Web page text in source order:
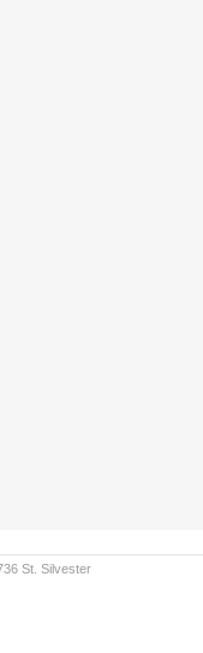
St. Silvester